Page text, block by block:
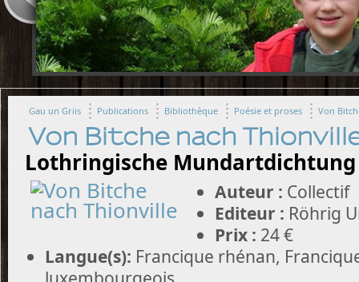
Gau un Griis Publications Bibliothèque Poésie et proses Von
Von Bitche nach
Lothringische
Auteur : Collectif
Editeur : Röhrig
Prix : 24 €
Langue(s): Francique rhénan,